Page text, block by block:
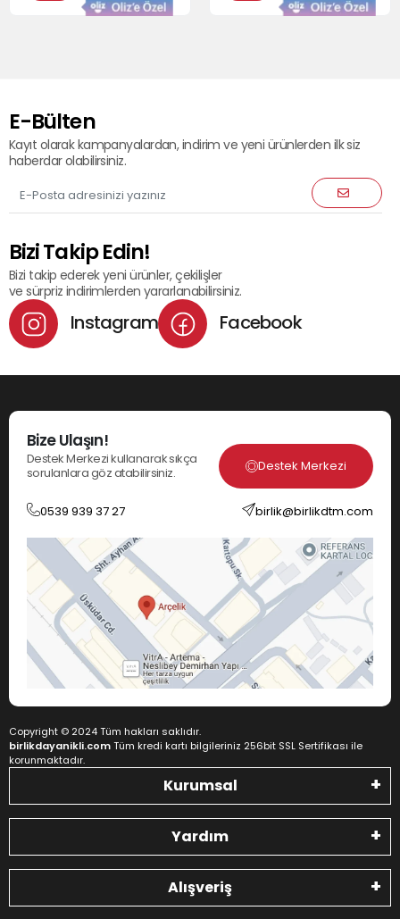
E-Bülten
Kayıt olarak kampanyalardan, indirim ve yeni ürünlerden ilk siz
haberdar olabilirsiniz.
Bizi Takip Edin!
Bizi takip ederek yeni ürünler, çekilişler
ve sürpriz indirimlerden yararlanabilirsiniz.
Instagram Facebook
Bize Ulaşın!
Destek Merkezi kullanarak sıkça
sorulanlara göz atabilirsiniz.
Destek Merkezi
0539 939 37 27 birlik@birlikdtm.com
Copyright © 2024 Tüm hakları saklıdır.
birlikdayanikli.comTüm kredi kartı bilgileriniz 256bit SSL Sertifikası ile
korunmaktadır.
Kurumsal
Yardım
Alışveriş